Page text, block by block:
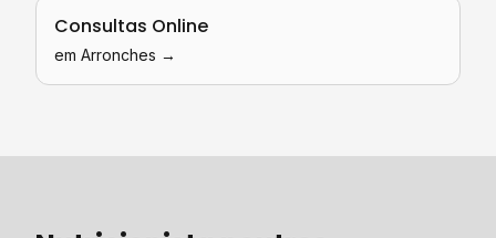
Consultas Online
em Arronches →